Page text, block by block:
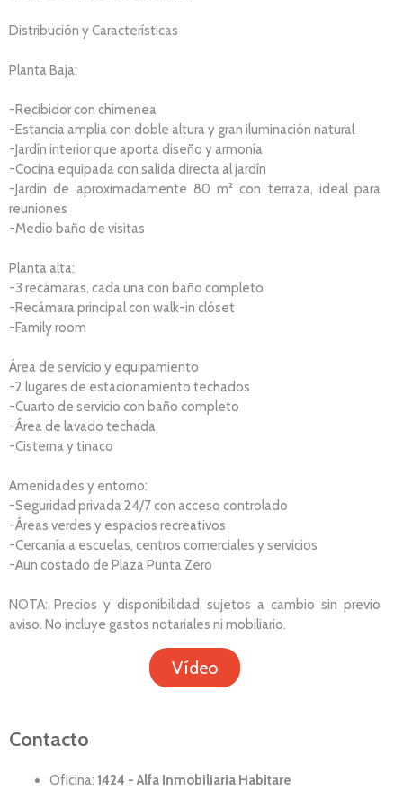
Distribución y Características
Planta Baja:
-Recibidor con chimenea
-Estancia amplia con doble altura y gran iluminación natural
-Jardín interior que aporta diseño y armonía
-Cocina equipada con salida directa al jardín
-Jardín de aproximadamente 80 m² con terraza, ideal para
reuniones
-Medio baño de visitas
Planta alta:
-3 recámaras, cada una con baño completo
-Recámara principal con walk-in clóset
-Family room
Área de servicio y equipamiento
-2 lugares de estacionamiento techados
-Cuarto de servicio con baño completo
-Área de lavado techada
-Cisterna y tinaco
Amenidades y entorno:
-Seguridad privada 24/7 con acceso controlado
-Áreas verdes y espacios recreativos
-Cercanía a escuelas, centros comerciales y servicios
-Aun costado de Plaza Punta Zero
NOTA: Precios y disponibilidad sujetos a cambio sin previo
aviso. No incluye gastos notariales ni mobiliario.
Vídeo
Contacto
Oficina: 1424 - Alfa Inmobiliaria Habitare